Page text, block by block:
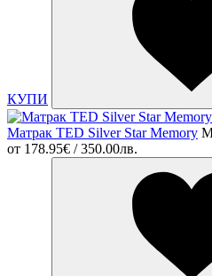
КУПИ
Матрак TED Silver Star Memory
от 178.95€ / 350.00лв.